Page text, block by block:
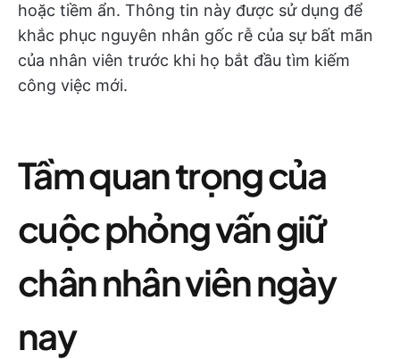
hoặc tiềm ẩn. Thông tin này được sử dụng để
khắc phục nguyên nhân gốc rễ của sự bất mãn
của nhân viên trước khi họ bắt đầu tìm kiếm
công việc mới.
Tầm quan trọng của
cuộc phỏng vấn giữ
chân nhân viên ngày
nay